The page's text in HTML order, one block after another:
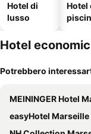
Hotel di
lusso
Hotel
Hotel
Potrebbero
MEININGER Hotel Marseille
easyHotel Marseille